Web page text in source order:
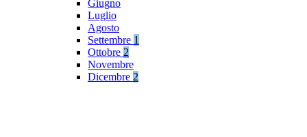
Giugno
Luglio
Agosto
Settembre 1
Ottobre 2
Novembre
Dicembre 2